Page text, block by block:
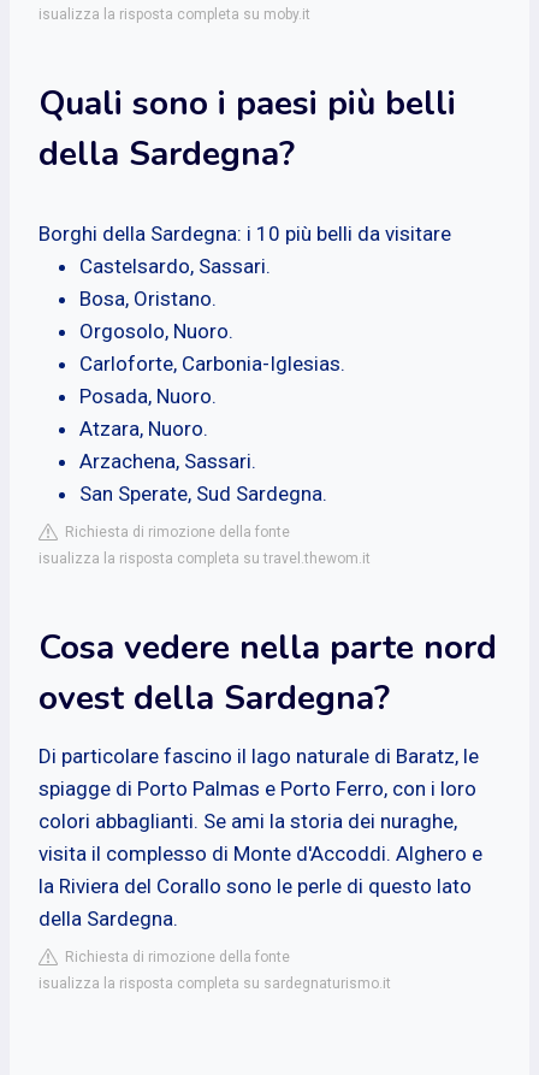
isualizza la risposta completa su moby.it
Quali sono i paesi più belli
della Sardegna?
Borghi della Sardegna: i 10 più belli da visitare
Castelsardo, Sassari.
Bosa, Oristano.
Orgosolo, Nuoro.
Carloforte, Carbonia-Iglesias.
Posada, Nuoro.
Atzara, Nuoro.
Arzachena, Sassari.
San Sperate, Sud Sardegna.
Richiesta di rimozione della fonte
isualizza la risposta completa su travel.thewom.it
Cosa vedere nella parte nord
ovest della Sardegna?
Di particolare fascino il lago naturale di Baratz, le
spiagge di Porto Palmas e Porto Ferro, con i loro
colori abbaglianti. Se ami la storia dei nuraghe,
visita il complesso di Monte d'Accoddi. Alghero e
la Riviera del Corallo sono le perle di questo lato
della Sardegna.
Richiesta di rimozione della fonte
isualizza la risposta completa su sardegnaturismo.it